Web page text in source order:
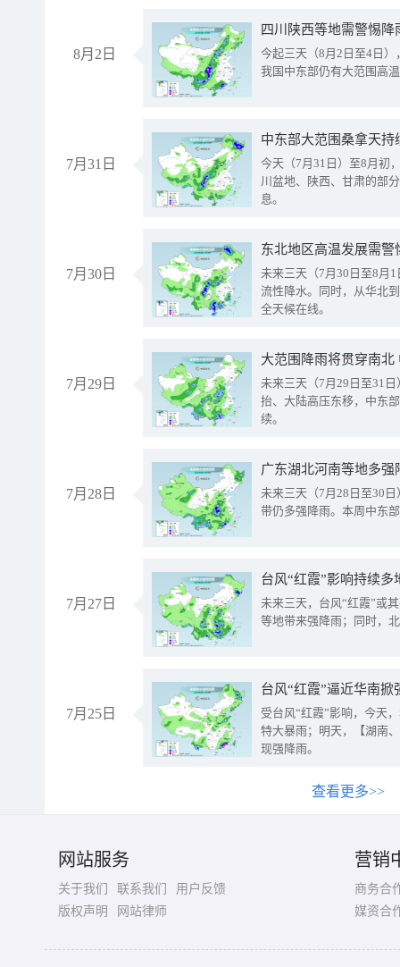
8月2日
今起三天（8月2日至4日
我国中东部仍有大范围高
7月31日
中东部大范围桑拿天
今天（7月31日）至8月初
川盆地、陕西、甘肃的部
息。
7月30日
东北地区高温发展需
未来三天（7月30日至8月
流性降水。同时，从华北
全天候在线。
7月29日
大范围降雨将贯穿南
未来三天（7月29日至31
抬、大陆高压东移，中东
续。
7月28日
广东湖北河南等地多
未来三天（7月28日至30
带仍多强降雨。本周中东
7月27日
台风“红霞”影响持续
未来三天，台风“红霞”或
等地带来强降雨；同时，
7月25日
台风“红霞”逼近华南
受台风“红霞”影响，今天
特大暴雨；明天，【湖南
现强降雨。
查看更多>>
网站服务
关于我们 联系我们
用户反馈
版权声明
网站律师
营销
商务合
媒资合